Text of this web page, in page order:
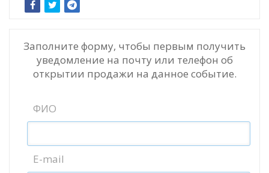
Заполните форму, чтобы первым получить
уведомление на почту или телефон об
открытии продажи на данное событие.
ФИО
E-mail